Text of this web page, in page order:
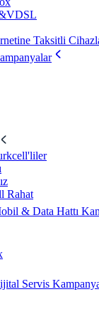
Taksitli
Rahat
& Data Hattı
Servis